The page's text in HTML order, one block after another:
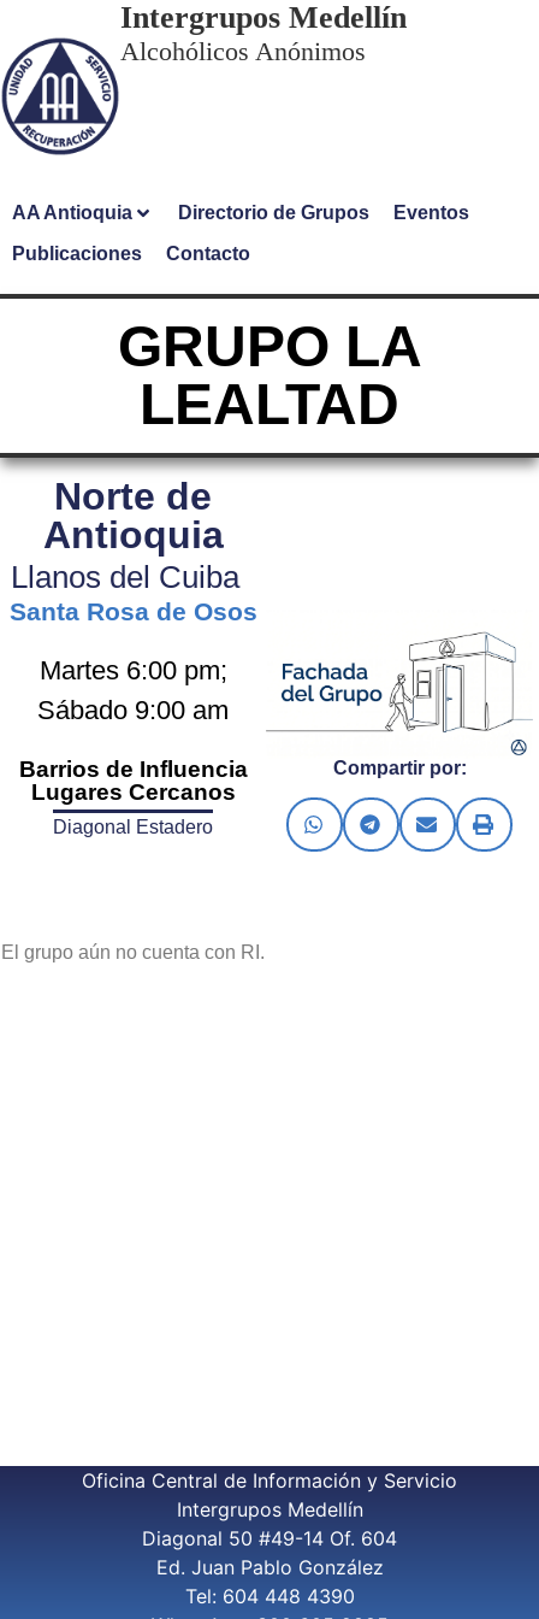
Intergrupos Medellín
Alcohólicos Anónimos
AA Antioquia Directorio de Grupos
Eventos
Publicaciones
Contacto
GRUPO LA
LEALTAD
Norte de
Antioquia
Llanos del Cuiba
Santa Rosa de Osos
Martes 6:00 pm;
Sábado 9:00 am
Barrios de Influencia
Lugares Cercanos
Diagonal Estadero
El grupo aún no cuenta con RI.
Compartir por:
Oficina Central de Información y Servicio
Intergrupos Medellín
Diagonal 50 #49-14 Of. 604
Ed. Juan Pablo González
Tel: 604 448 4390